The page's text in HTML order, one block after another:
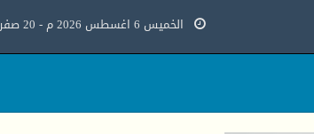
الخميس 6 اغسطس 2026 م - 20 صفر 1448هـ